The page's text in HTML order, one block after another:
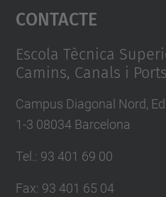
powered by
Contacte
Escola Tècnica
Camins, Canals i
Campus Diagonal Nord,
1-3 08034 Barcelona
Tel. : 93 401 69 00
Fax: 93 401 65 04